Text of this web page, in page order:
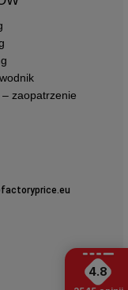
zaopatrzenie
4.8